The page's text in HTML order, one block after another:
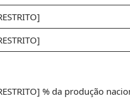
% da produção